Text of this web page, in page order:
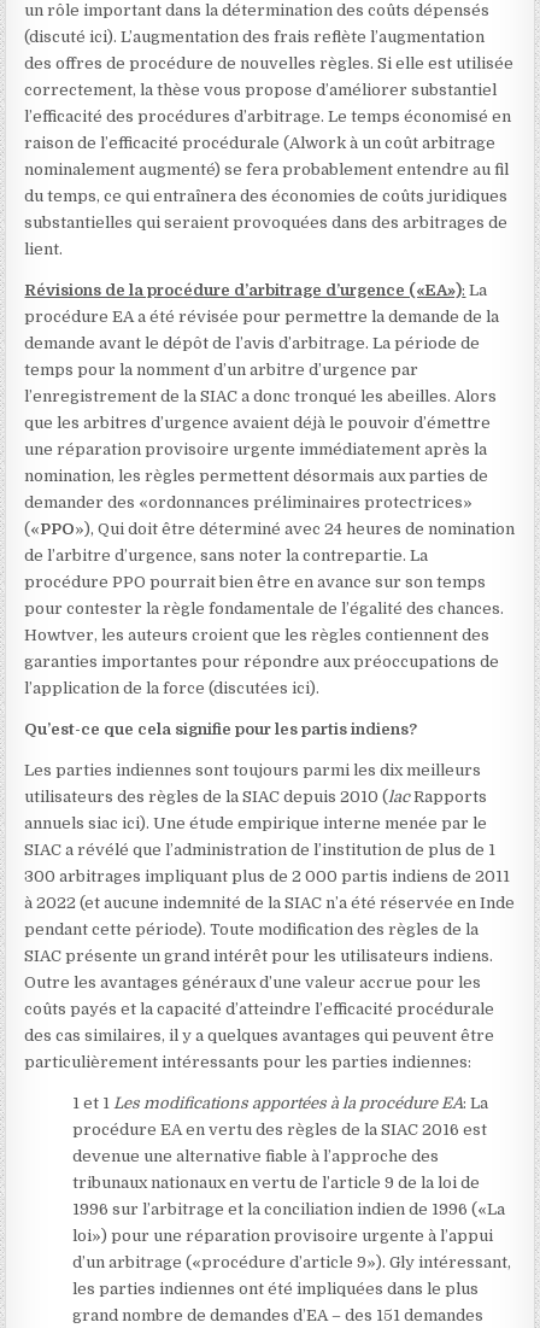
un rôle important dans la détermination des coûts dépensés
(discuté ici). L’augmentation des frais reflète l’augmentation
des offres de procédure de nouvelles règles. Si elle est utilisée
correctement, la thèse vous propose d’améliorer substantiel
l’efficacité des procédures d’arbitrage. Le temps économisé en
raison de l’efficacité procédurale (Alwork à un coût arbitrage
nominalement augmenté) se fera probablement entendre au fil
du temps, ce qui entraînera des économies de coûts juridiques
substantielles qui seraient provoquées dans des arbitrages de
lient.
Révisions de la procédure d’arbitrage d’urgence («EA»): La
procédure EA a été révisée pour permettre la demande de la
demande avant le dépôt de l’avis d’arbitrage. La période de
temps pour la nomment d’un arbitre d’urgence par
l’enregistrement de la SIAC a donc tronqué les abeilles. Alors
que les arbitres d’urgence avaient déjà le pouvoir d’émettre
une réparation provisoire urgente immédiatement après la
nomination, les règles permettent désormais aux parties de
demander des «ordonnances préliminaires protectrices»
(«PPO»), Qui doit être déterminé avec 24 heures de nomination
de l’arbitre d’urgence, sans noter la contrepartie. La
procédure PPO pourrait bien être en avance sur son temps
pour contester la règle fondamentale de l’égalité des chances.
Howtver, les auteurs croient que les règles contiennent des
garanties importantes pour répondre aux préoccupations de
l’application de la force (discutées ici).
Qu’est-ce que cela signifie pour les partis indiens?
Les parties indiennes sont toujours parmi les dix meilleurs
utilisateurs des règles de la SIAC depuis 2010 (lacRapports
annuels siac ici). Une étude empirique interne menée par le
SIAC a révélé que l’administration de l’institution de plus de 1
300 arbitrages impliquant plus de 2 000 partis indiens de 2011
à 2022 (et aucune indemnité de la SIAC n’a été réservée en Inde
pendant cette période). Toute modification des règles de la
SIAC présente un grand intérêt pour les utilisateurs indiens.
Outre les avantages généraux d’une valeur accrue pour les
coûts payés et la capacité d’atteindre l’efficacité procédurale
des cas similaires, il y a quelques avantages qui peuvent être
particulièrement intéressants pour les parties indiennes:
1 et 1Les modifications apportées à la procédure EA: La
procédure EA en vertu des règles de la SIAC 2016 est
devenue une alternative fiable à l’approche des
tribunaux nationaux en vertu de l’article 9 de la loi de
1996 sur l’arbitrage et la conciliation indien de 1996 («La
loi») pour une réparation provisoire urgente à l’appui
d’un arbitrage («procédure d’article 9»). Gly intéressant,
les parties indiennes ont été impliquées dans le plus
grand nombre de demandes d’EA – des 151 demandes